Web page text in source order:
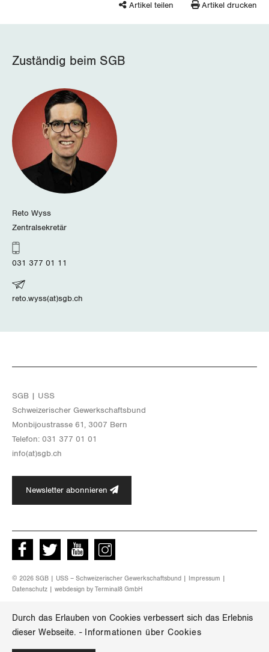
Durch das Erlauben von Cookies verbessert sich das Erlebnis
dieser Webseite. - Informationen über Cookies
Waadt
Zug
Zürich
Artikel teilen Artikel drucken
Zuständig beim SGB
Reto Wyss
Zentralsekretär
031 377 01 11
reto.wyss(at)sgb.ch
SGB | USS
Schwei­ze­ri­scher Ge­werk­schafts­bund
Mon­bi­joustras­se 61, 3007 Bern
Te­le­fon: 031 377 01 01
info(at)​sgb.​ch
Newsletter abonnieren
Facebook Twitter Youtube instagram
© 2026 SGB | USS – Schweizerischer Gewerkschaftsbund | Impressum
Datenschutz | webdesign by Terminal8 GmbH